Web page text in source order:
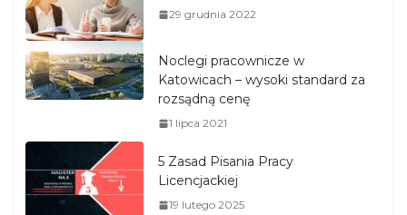
29 grudnia 2022
Noclegi pracownicze w
Katowicach – wysoki standard za
rozsądną cenę
1 lipca 2021
5 Zasad Pisania Pracy
Licencjackiej
19 lutego 2025